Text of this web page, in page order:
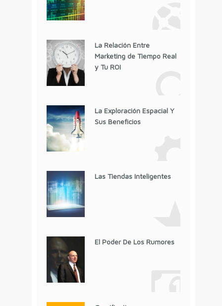
La Relación Entre
Marketing de Tiempo Real
y Tu ROI
La Exploración Espacial Y
Sus Beneficios
Las Tiendas Inteligentes
El Poder De Los Rumores